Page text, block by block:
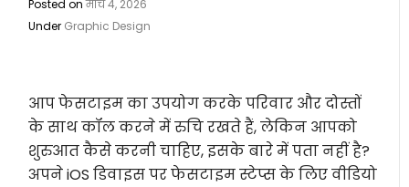
Posted onमार्च 4, 2026
Under Graphic Design
आप फेसटाइम का उपयोग करके परिवार और दोस्तों
के साथ कॉल करने में रुचि रखते हैं, लेकिन आपको
शुरुआत कैसे करनी चाहिए, इसके बारे में पता नहीं है?
अपने iOS डिवाइस पर फेसटाइम स्टेप्स के लिए वीडियो